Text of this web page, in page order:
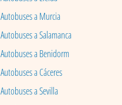
Autobuses a Murcia
Autobuses a Salamanca
Autobuses a Benidorm
Autobuses a Cáceres
Autobuses a Sevilla